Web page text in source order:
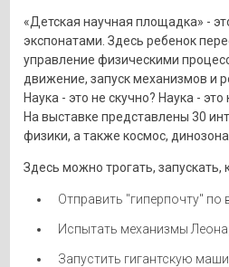
«Детская научная площадка» -
экспонатами. Здесь ребенок
управление физическими
движение, запуск механизмов и
Наука - это не скучно? Наука - это
На выставке представлены 30
физики, а также космос,
Здесь можно трогать, запускать,
Отправить "гиперпочту"
Испытать механизмы
Запустить гигантскую